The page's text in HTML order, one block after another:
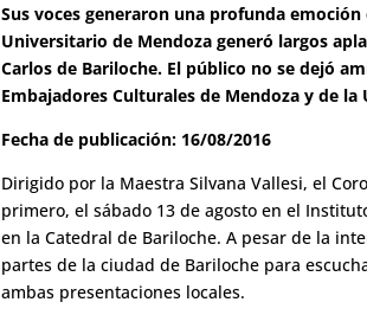
Sus voces generaron una profunda
Universitario de Mendoza generó largos
Carlos de Bariloche. El público no se dejó
Embajadores Culturales de Mendoza y de
Fecha de publicación: 16/08/2016
Dirigido por la Maestra Silvana Vallesi, el
primero, el sábado 13 de agosto en el
en la Catedral de Bariloche. A pesar de la
partes de la ciudad de Bariloche para
ambas presentaciones locales.